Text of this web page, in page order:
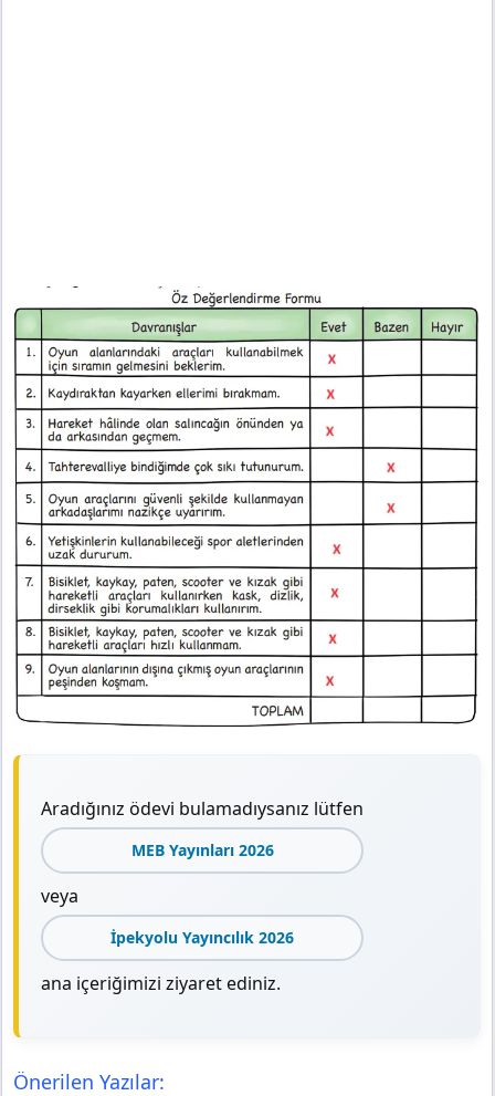
Aradığınız ödevi bulamadıysanız lütfen
MEB Yayınları 2026
veya
İpekyolu Yayıncılık 2026
ana içeriğimizi ziyaret ediniz.
Önerilen Yazılar: